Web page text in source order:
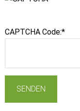
CAPTCHA Code:*